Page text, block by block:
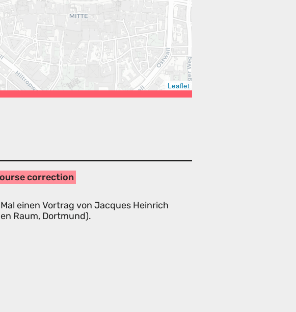
Leaflet
correction
einen Vortrag von Jacques Heinrich
Raum, Dortmund).